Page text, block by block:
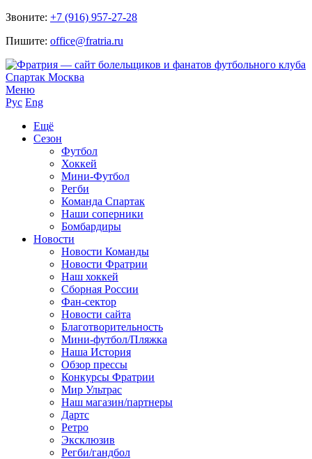
Звоните: +7 (916) 957-27-28
Пишите: office@fratria.ru
Меню
Рус Eng
Ещё
Сезон
Футбол
Хоккей
Мини-Футбол
Регби
Команда Спартак
Наши соперники
Бомбардиры
Новости
Новости Команды
Новости Фратрии
Наш хоккей
Сборная России
Фан-cектор
Новости сайта
Благотворительность
Мини-футбол/Пляжка
Наша История
Обзор прессы
Конкурсы Фратрии
Мир Ультрас
Наш магазин/партнеры
Дартс
Ретро
Эксклюзив
Регби/гандбол